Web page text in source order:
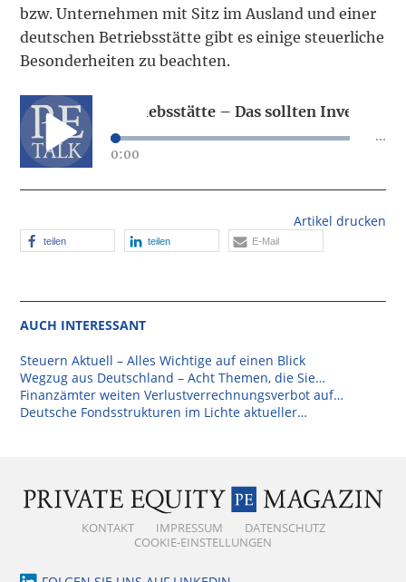
bzw. Unternehmen mit Sitz im Ausland und einer
deutschen Betriebsstätte gibt es einige steuerliche
Besonderheiten zu beachten.
Mysterium Betriebsstätte – Das sollten Investoren
0:00
...
Mysterium Betriebsstätte – Das sollten
Artikel drucken
teilen teilen E-Mail
AUCH INTERESSANT
Steuern Aktuell – Alles Wichtige auf einen Blick
Wegzug aus Deutschland – Acht Themen, die Sie…
Finanzämter weiten Verlustverrechnungsverbot auf…
Deutsche Fondsstrukturen im Lichte aktueller…
KONTAKT IMPRESSUM
DATENSCHUTZ
COOKIE-EINSTELLUNGEN